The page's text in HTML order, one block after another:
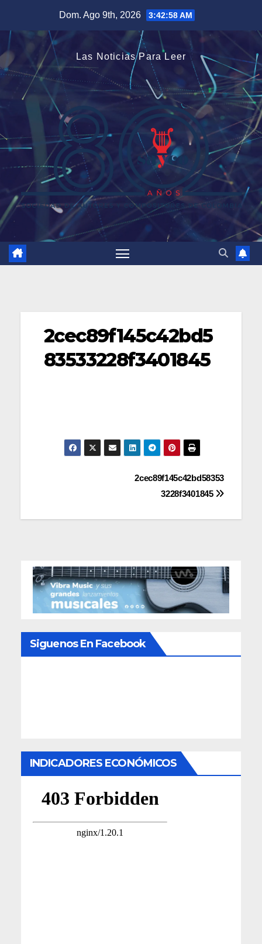
contenido
Dom. Ago 9th, 2026 3:42:59 AM
Las Noticias Para Leer
2cec89f145c42bd5
83533228f3401845
Navegación2cec89f145c42bd58353
3228f3401845
Siguenos En Facebook
INDICADORES ECONÓMICOS